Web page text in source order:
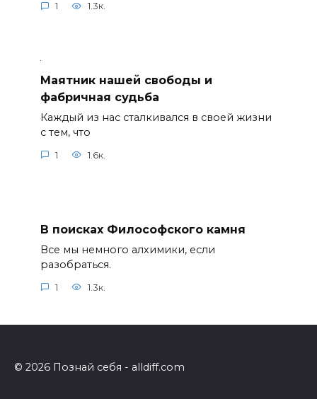
1 1.3к.
Маятник нашей свободы и
фабричная судьба
Каждый из нас сталкивался в своей жизни
с тем, что
1 1.6к.
В поисках Философского камня
Все мы немного алхимики, если
разобраться.
1 1.3к.
© 2026 Познай себя - alldiff.com